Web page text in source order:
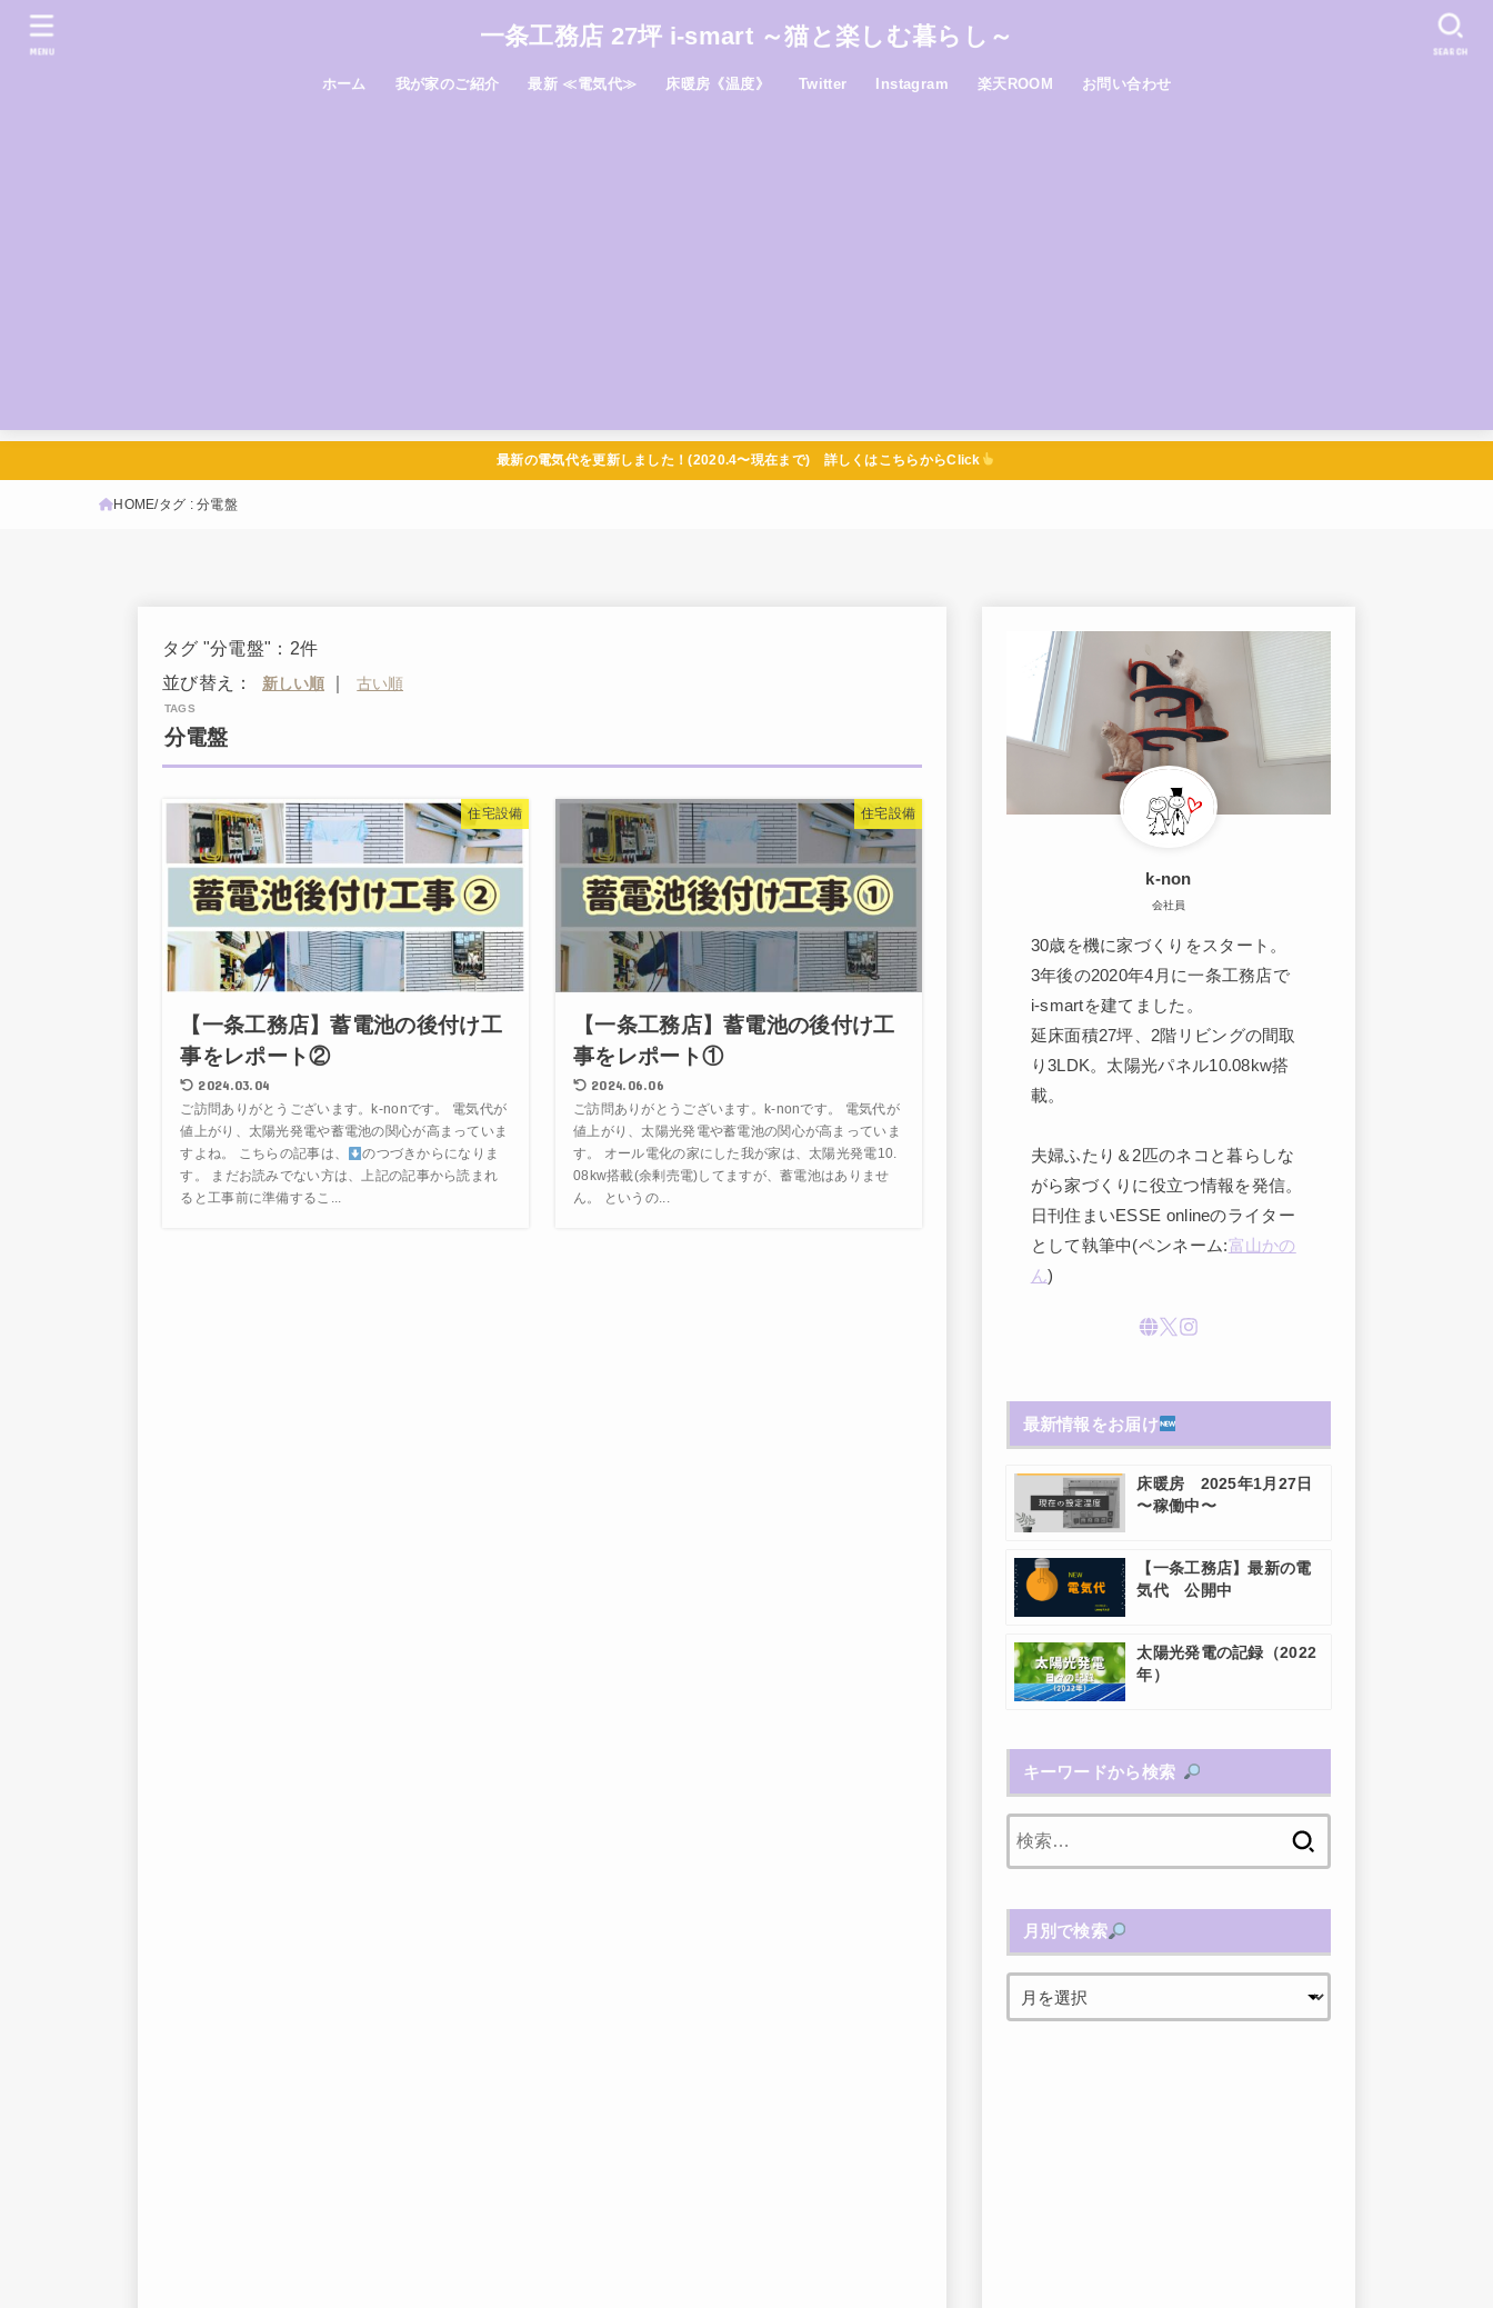
一条工務店 27坪 i-smart ～猫と楽しむ暮らし～
ホーム 我が家のご紹介 最新 ≪電気代≫ 床暖房《温度》 Twitter Instagram 楽天ROOM お問い合わせ
SEARCH
MENU
最新の電気代を更新しました！(2020.4〜現在まで) 詳しくはこちらからClick
HOME タグ : 分電盤
タグ "分電盤"：2件
並び替え：
｜
分電盤
住宅設備
【一条工務店】蓄電池の後付け工
事をレポート②
2024.03.04
ご訪問ありがとうございます。k-nonです。 電気代が
値上がり、太陽光発電や蓄電池の関心が高まっていま
すよね。 こちらの記事は、
のつづきからになりま
す。 まだお読みでない方は、上記の記事から読まれ
ると工事前に準備するこ...
住宅設備
【一条工務店】蓄電池の後付け工
事をレポート①
2024.06.06
ご訪問ありがとうございます。k-nonです。 電気代が
値上がり、太陽光発電や蓄電池の関心が高まっていま
す。 オール電化の家にした我が家は、太陽光発電10.
08kw搭載(余剰売電)してますが、蓄電池はありませ
ん。 というの...
k-non
会社員
30歳を機に家づくりをスタート。
3年後の2020年4月に一条工務店で
i-smartを建てました。
延床面積27坪、2階リビングの間取
り3LDK。太陽光パネル10.08kw搭
載。
夫婦ふたり＆2匹のネコと暮らしな
がら家づくりに役立つ情報を発信。
日刊住まいESSE onlineのライター
として執筆中(ペンネーム:富山かの
ん)
最新情報をお届け
床暖房 2025年1月27日
〜稼働中〜
【一条工務店】最新の電
気代 公開中
太陽光発電の記録（2022
年）
キーワードから検索
月別で検索